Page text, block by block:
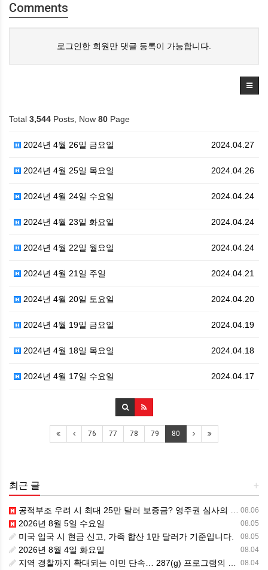
Comments
로그인한 회원만 댓글 등록이 가능합니다.
Total 3,544 Posts, Now 80 Page
2024.04.27
2024년 4월 26일 금요일
2024.04.26
2024년 4월 25일 목요일
2024.04.24
2024년 4월 24일 수요일
2024.04.24
2024년 4월 23일 화요일
2024.04.24
2024년 4월 22일 월요일
2024.04.21
2024년 4월 21일 주일
2024.04.20
2024년 4월 20일 토요일
2024.04.19
2024년 4월 19일 금요일
2024.04.18
2024년 4월 18일 목요일
2024.04.17
2024년 4월 17일 수요일
76 77 78 79 80
+
최근 글
08.06
공적부조 우려 시 최대 25만 달러 보증금? 영주권 심사의 새로운 변수
08.05
2026년 8월 5일 수요일
08.05
미국 입국 시 현금 신고, 가족 합산 1만 달러가 기준입니다.
08.04
2026년 8월 4일 화요일
08.04
지역 경찰까지 확대되는 이민 단속… 287(g) 프로그램의 대대적 확장